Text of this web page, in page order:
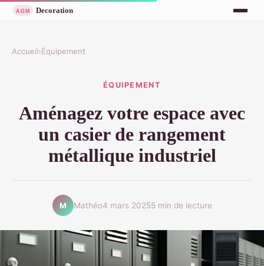
Accueil›Équipement
ÉQUIPEMENT
Aménagez votre espace avec
un casier de rangement
métallique industriel
M Mathéo4 mars 20255 min de lecture